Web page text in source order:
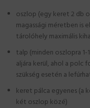
oszlop (egy keret 2 db
magassági méretben is
tárolóhely maximális
talp (minden oszlopra
aljára kerül, ahol a
szükség esetén a
keret pálca egyenes (a
két oszlop közé)